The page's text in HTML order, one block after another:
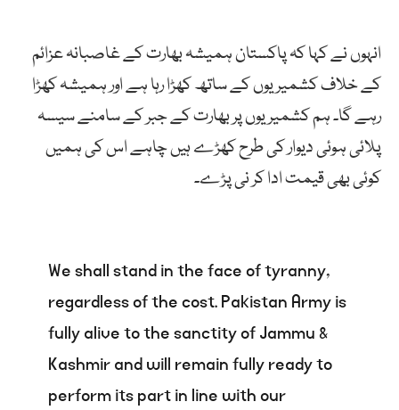
انہوں نے کہا کہ پاکستان ہمیشہ بھارت کے غاصبانہ عزائم
کے خلاف کشمیریوں کے ساتھ کھڑا رہا ہے اور ہمیشہ کھڑا
رہے گا۔ ہم کشمیریوں پر بھارت کے جبر کے سامنے سیسہ
پلائی ہوئی دیوار کی طرح کھڑے ہیں چاہے اس کی ہمیں
کوئی بھی قیمت ادا کر نی پڑے۔
We shall stand in the face of tyranny,
regardless of the cost. Pakistan Army is
fully alive to the sanctity of Jammu &
Kashmir and will remain fully ready to
perform its part in line with our